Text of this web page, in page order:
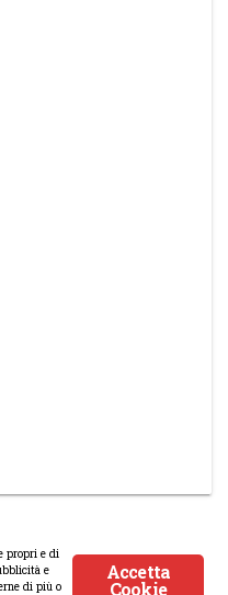
Accetta
Cookie
propri e di
e
di più o